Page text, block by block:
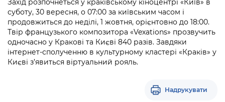
Захід розпочнеться у краківському кіноцентрі «Київ» в
суботу, 30 вересня, о 07:00 за київським часом і
продовжиться до неділі, 1 жовтня, орієнтовно до 18:00.
Твір французького композитора «Vexations» прозвучить
одночасно у Кракові та Києві 840 разів. Завдяки
інтернет-сполученню в культурному кластері «Краків» у
Києві з’явиться віртуальний рояль.
Надрукувати